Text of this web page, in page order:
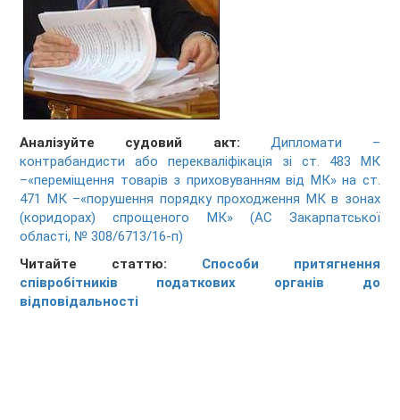
Аналізуйте судовий акт:
Дипломати –
контрабандисти або перекваліфікація зі ст. 483 МК
–«переміщення товарів з приховуванням від МК» на ст.
471 МК –«порушення порядку проходження МК в зонах
(коридорах) спрощеного МК» (АС Закарпатської
області, № 308/6713/16-п)
Читайте статтю: Способи притягнення
співробітників податкових органів до
відповідальності